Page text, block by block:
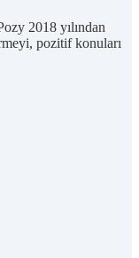
2018 yılından
pozitif konuları